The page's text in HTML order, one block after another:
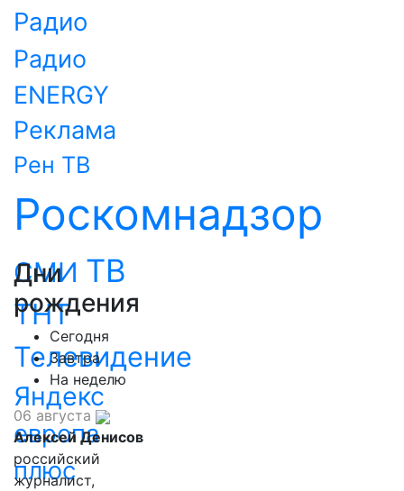
Радио
Радио
ENERGY
Реклама
Рен ТВ
Роскомнадзор
СМИ ТВ
ТНТ
Телевидение
Яндекс
европа
плюс
Дни
рождения
Сегодня
Завтра
На неделю
06 августа
Алексей Денисов
российский
журналист,